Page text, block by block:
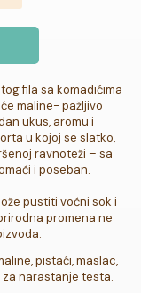
fila sa komadićima
maline- pažljivo
ukus, aromu i
u kojoj se slatko,
ravnoteži – sa
i poseban.
pustiti voćni sok i
promena ne
pistaći, maslac,
za narastanje testa.